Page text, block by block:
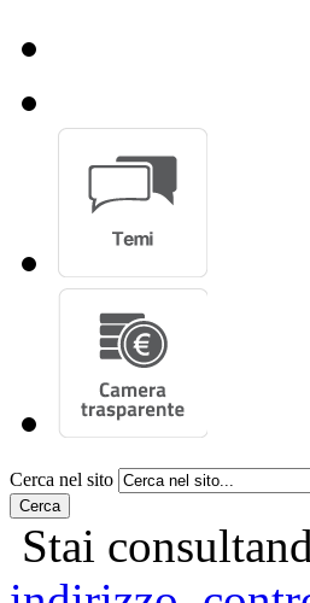
Cerca nel sito
Cerca
Stai